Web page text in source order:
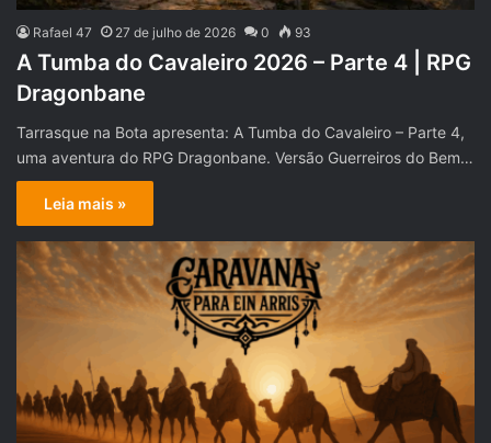
Rafael 47 27 de julho de 2026 0 93
A Tumba do Cavaleiro 2026 – Parte 4 | RPG
Dragonbane
Tarrasque na Bota apresenta: A Tumba do Cavaleiro – Parte 4,
uma aventura do RPG Dragonbane. Versão Guerreiros do Bem…
Leia mais »